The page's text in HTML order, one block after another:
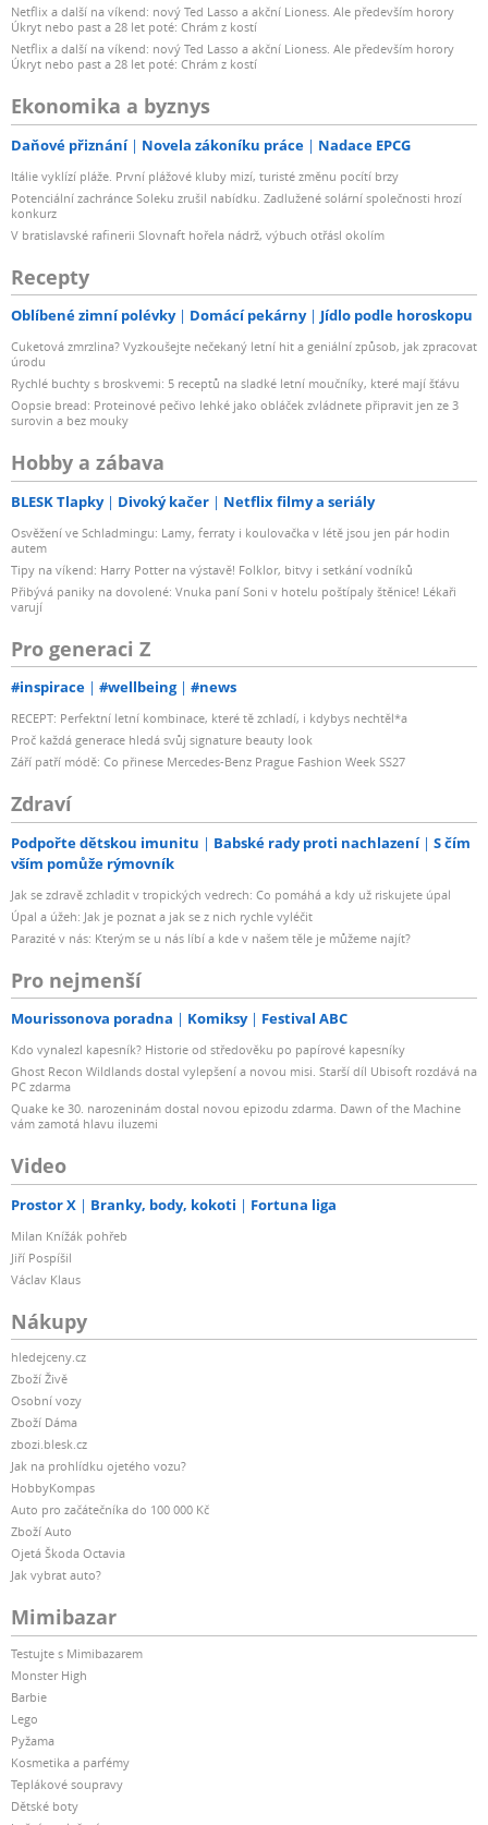
Netflix a další na víkend: nový Ted Lasso a akční Lioness. Ale především horory
Úkryt nebo past a 28 let poté: Chrám z kostí
Netflix a další na víkend: nový Ted Lasso a akční Lioness. Ale především horory
Úkryt nebo past a 28 let poté: Chrám z kostí
Ekonomika a byznys
Daňové přiznání Novela zákoníku práce Nadace EPCG
Itálie vyklízí pláže. První plážové kluby mizí, turisté změnu pocítí brzy
Potenciální zachránce Soleku zrušil nabídku. Zadlužené solární společnosti hrozí
konkurz
V bratislavské rafinerii Slovnaft hořela nádrž, výbuch otřásl okolím
Recepty
Oblíbené zimní polévky Domácí pekárny Jídlo podle horoskopu
Cuketová zmrzlina? Vyzkoušejte nečekaný letní hit a geniální způsob, jak zpracovat
úrodu
Rychlé buchty s broskvemi: 5 receptů na sladké letní moučníky, které mají šťávu
Oopsie bread: Proteinové pečivo lehké jako obláček zvládnete připravit jen ze 3
surovin a bez mouky
Hobby a zábava
BLESK Tlapky Divoký kačer Netflix filmy a seriály
Osvěžení ve Schladmingu: Lamy, ferraty i koulovačka v létě jsou jen pár hodin
autem
Tipy na víkend: Harry Potter na výstavě! Folklor, bitvy i setkání vodníků
Přibývá paniky na dovolené: Vnuka paní Soni v hotelu poštípaly štěnice! Lékaři
varují
Pro generaci Z
#inspirace #wellbeing #news
RECEPT: Perfektní letní kombinace, které tě zchladí, i kdybys nechtěl*a
Proč každá generace hledá svůj signature beauty look
Září patří módě: Co přinese Mercedes-Benz Prague Fashion Week SS27
Zdraví
Podpořte dětskou imunitu Babské rady proti nachlazení
S čím
vším pomůže rýmovník
Jak se zdravě zchladit v tropických vedrech: Co pomáhá a kdy už riskujete úpal
Úpal a úžeh: Jak je poznat a jak se z nich rychle vyléčit
Parazité v nás: Kterým se u nás líbí a kde v našem těle je můžeme najít?
Pro nejmenší
Mourissonova poradna Komiksy Festival ABC
Kdo vynalezl kapesník? Historie od středověku po papírové kapesníky
Ghost Recon Wildlands dostal vylepšení a novou misi. Starší díl Ubisoft rozdává na
PC zdarma
Quake ke 30. narozeninám dostal novou epizodu zdarma. Dawn of the Machine
vám zamotá hlavu iluzemi
Video
Prostor X Branky, body, kokoti Fortuna liga
Milan Knížák pohřeb
Jiří Pospíšil
Václav Klaus
Nákupy
hledejceny.cz
Zboží Živě
Osobní vozy
Zboží Dáma
zbozi.blesk.cz
Jak na prohlídku ojetého vozu?
HobbyKompas
Auto pro začátečníka do 100 000 Kč
Zboží Auto
Ojetá Škoda Octavia
Jak vybrat auto?
Mimibazar
Testujte s Mimibazarem
Monster High
Barbie
Lego
Pyžama
Kosmetika a parfémy
Teplákové soupravy
Dětské boty